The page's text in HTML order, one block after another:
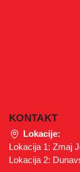
KONTAKT
Lokacije:
Lokacija 1: Zmaj
Lokacija 2: